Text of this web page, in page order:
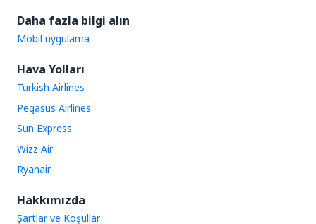
Daha fazla bilgi alın
Mobil uygulama
Hava Yolları
Turkish Airlines
Pegasus Airlines
Sun Express
Wizz Air
Ryanair
Hakkımızda
Şartlar ve Koşullar